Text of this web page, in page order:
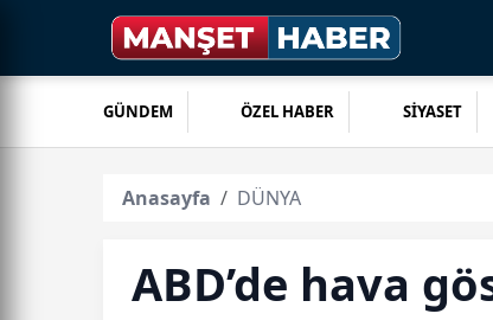
GÜNDEM ÖZEL HABER SİYASET
Anasayfa DÜNYA
ABD’de hava